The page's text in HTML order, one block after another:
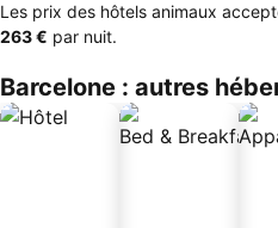
Les prix des hôtels animaux
‎263 € par nuit.
Barcelone : autres